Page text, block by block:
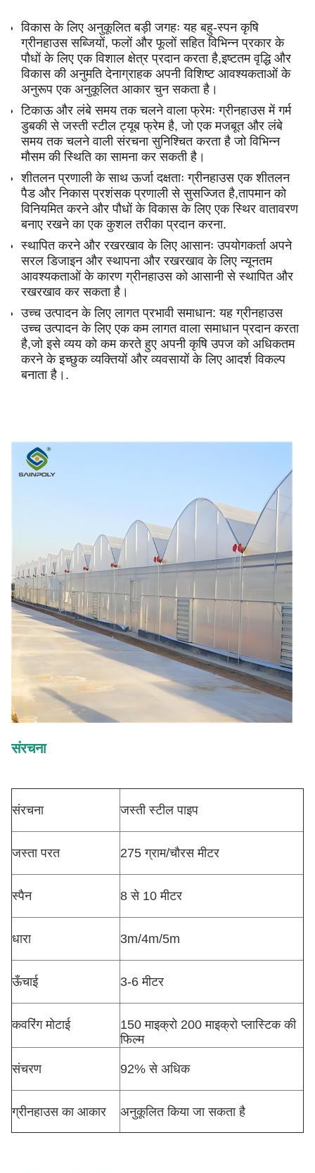
विकास के लिए अनुकूलित बड़ी जगहः यह बहु-स्पन कृषि
ग्रीनहाउस सब्जियों, फलों और फूलों सहित विभिन्न प्रकार के
पौधों के लिए एक विशाल क्षेत्र प्रदान करता है,इष्टतम वृद्धि और
विकास की अनुमति देनाग्राहक अपनी विशिष्ट आवश्यकताओं के
अनुरूप एक अनुकूलित आकार चुन सकता है।
टिकाऊ और लंबे समय तक चलने वाला फ्रेमः ग्रीनहाउस में गर्म
डुबकी से जस्ती स्टील ट्यूब फ्रेम है, जो एक मजबूत और लंबे
समय तक चलने वाली संरचना सुनिश्चित करता है जो विभिन्न
मौसम की स्थिति का सामना कर सकती है।
शीतलन प्रणाली के साथ ऊर्जा दक्षताः ग्रीनहाउस एक शीतलन
पैड और निकास प्रशंसक प्रणाली से सुसज्जित है,तापमान को
विनियमित करने और पौधों के विकास के लिए एक स्थिर वातावरण
बनाए रखने का एक कुशल तरीका प्रदान करना.
स्थापित करने और रखरखाव के लिए आसानः उपयोगकर्ता अपने
सरल डिजाइन और स्थापना और रखरखाव के लिए न्यूनतम
आवश्यकताओं के कारण ग्रीनहाउस को आसानी से स्थापित और
रखरखाव कर सकता है।
उच्च उत्पादन के लिए लागत प्रभावी समाधान: यह ग्रीनहाउस
उच्च उत्पादन के लिए एक कम लागत वाला समाधान प्रदान करता
है,जो इसे व्यय को कम करते हुए अपनी कृषि उपज को अधिकतम
करने के इच्छुक व्यक्तियों और व्यवसायों के लिए आदर्श विकल्प
बनाता है।.
संरचना
संरचना जस्ती स्टील पाइप
जस्ता परत 275 ग्राम/चौरस मीटर
स्पैन 8 से 10 मीटर
धारा 3m/4m/5m
ऊँचाई 3-6 मीटर
कवरिंग मोटाई
150 माइक्रो 200 माइक्रो प्लास्टिक की
फिल्म
संचरण 92% से अधिक
ग्रीनहाउस का आकार अनुकूलित किया जा सकता है